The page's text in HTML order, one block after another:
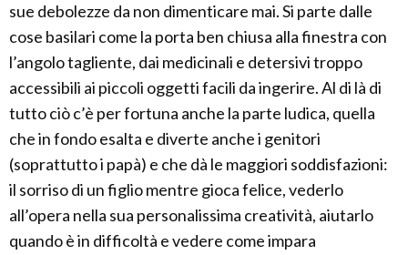
sue debolezze da non dimenticare mai. Si parte dalle
cose basilari come la porta ben chiusa alla finestra con
l’angolo tagliente, dai medicinali e detersivi troppo
accessibili ai piccoli oggetti facili da ingerire. Al di là di
tutto ciò c’è per fortuna anche la parte ludica, quella
che in fondo esalta e diverte anche i genitori
(soprattutto i papà) e che dà le maggiori soddisfazioni:
il sorriso di un figlio mentre gioca felice, vederlo
all’opera nella sua personalissima creatività, aiutarlo
quando è in difficoltà e vedere come impara